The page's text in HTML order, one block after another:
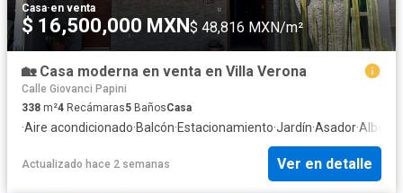
Casa·en venta
$ 16,500,000 MXN$ 48,816 MXN/m²
🏡 Casa moderna en venta en Villa Verona
Calle Giovanci Papini
338 m²4 Recámaras5 BañosCasa
·Aire acondicionado·Balcón·Estacionamiento·Jardín·Asador·Alberca
Actualizado hace 2 semanas Ver en detalle